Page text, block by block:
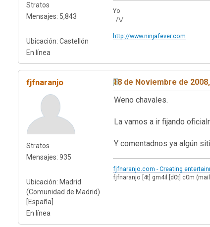
Stratos
Mensajes: 5,843
Ubicación: Castellón
En línea
Yo
/\/
http://www.ninjafever.com
fjfnaranjo
Stratos
Mensajes: 935
Ubicación: Madrid
(Comunidad de Madrid)
[España]
En línea
18 de Noviembre de
Weno chavales.
La vamos a ir fijando
Y comentadnos ya algún
fjfnaranjo.com - Creating
fjfnaranjo [4t] gm4il [d0t] c0m